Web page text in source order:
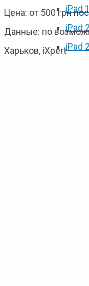
iPad
iPad
iPad
iPad
Цена: от 500 грн
Данные: по
Харьков, iXpert